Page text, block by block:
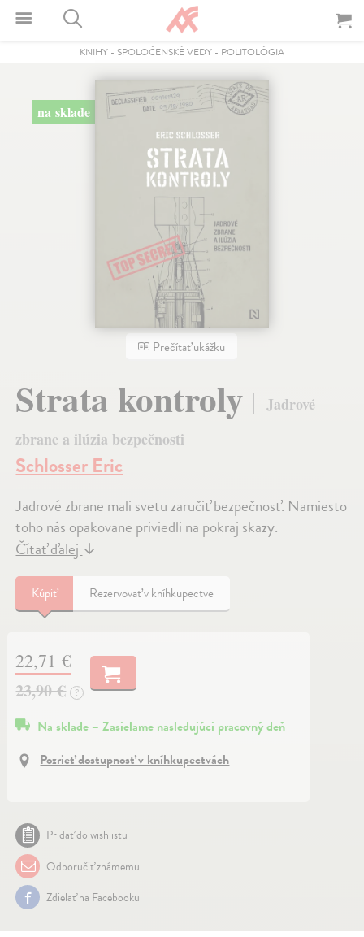
KNIHY - SPOLOČENSKÉ VEDY - POLITOLÓGIA
na sklade
Prečítať ukážku
Strata kontroly
Jadrové
zbrane a ilúzia bezpečnosti
Schlosser Eric
Jadrové zbrane mali svetu zaručiť bezpečnosť. Namiesto
toho nás opakovane priviedli na pokraj skazy.
Čítať ďalej↓
Kúpiť Rezervovať v kníhkupectve
22,71 €
23,90 €
?
Na sklade – Zasielame nasledujúci pracovný deň
Pozrieť dostupnosť v kníhkupectvách
Pridať do wishlistu
Odporučiť známemu
Zdielať na Facebooku